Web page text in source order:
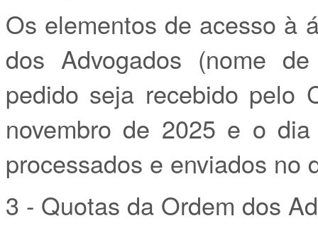
Os elementos de acesso à
dos Advogados (nome
pedido seja recebido pelo
novembro de 2025 e o
processados e enviados no
3 - Quotas da Ordem dos